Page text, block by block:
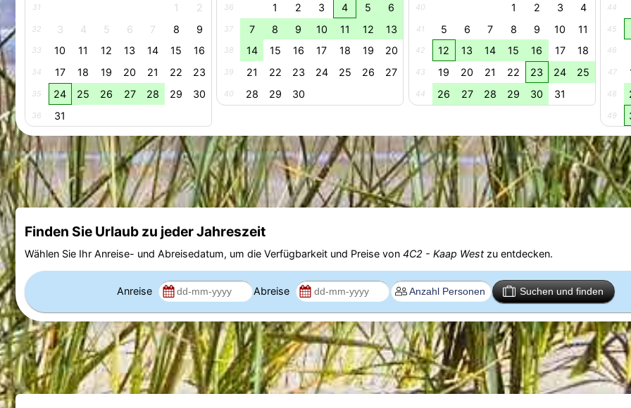
31 1 2
32 3 4 5 6 7 8 9
33 10 11 12 13 14 15 16
34 17 18 19 20 21 22 23
35 24 25 26 27 28 29 30
36 31
36 1 2 3 4 5 6
37 7 8 9 10 11 12 13
38 14 15 16 17 18 19 20
39 21 22 23 24 25 26 27
40 28 29 30
40 1 2 3 4
41 5 6 7 8 9 10 11
42 12 13 14 15 16 17 18
43 19 20 21 22 23 24 25
44 26 27 28 29 30 31
44
45
46
47
48
49
Finden Sie Urlaub zu jeder Jahreszeit
Wählen Sie Ihr Anreise- und Abreisedatum, um die Verfügbarkeit und Preise von 4C2 - Kaap Westzu entdecken.
Anreise Abreise Suchen und finden